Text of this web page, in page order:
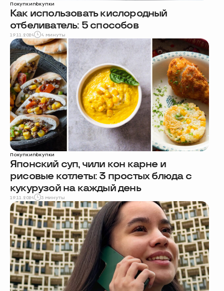
Покупкипокупки
Как использовать кислородный
отбеливатель: 5 способов
19.11.2024 4 минуты
Покупкипокупки
Японский суп, чили кон карне и
рисовые котлеты: 3 простых блюда с
кукурузой на каждый день
19.11.2024 3 минуты